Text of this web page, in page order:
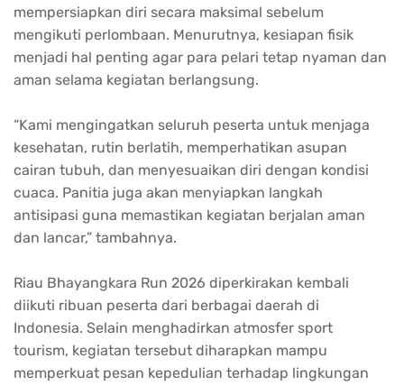
mempersiapkan diri secara maksimal sebelum
mengikuti perlombaan. Menurutnya, kesiapan fisik
menjadi hal penting agar para pelari tetap nyaman dan
aman selama kegiatan berlangsung.
“Kami mengingatkan seluruh peserta untuk menjaga
kesehatan, rutin berlatih, memperhatikan asupan
cairan tubuh, dan menyesuaikan diri dengan kondisi
cuaca. Panitia juga akan menyiapkan langkah
antisipasi guna memastikan kegiatan berjalan aman
dan lancar,” tambahnya.
Riau Bhayangkara Run 2026 diperkirakan kembali
diikuti ribuan peserta dari berbagai daerah di
Indonesia. Selain menghadirkan atmosfer sport
tourism, kegiatan tersebut diharapkan mampu
memperkuat pesan kepedulian terhadap lingkungan